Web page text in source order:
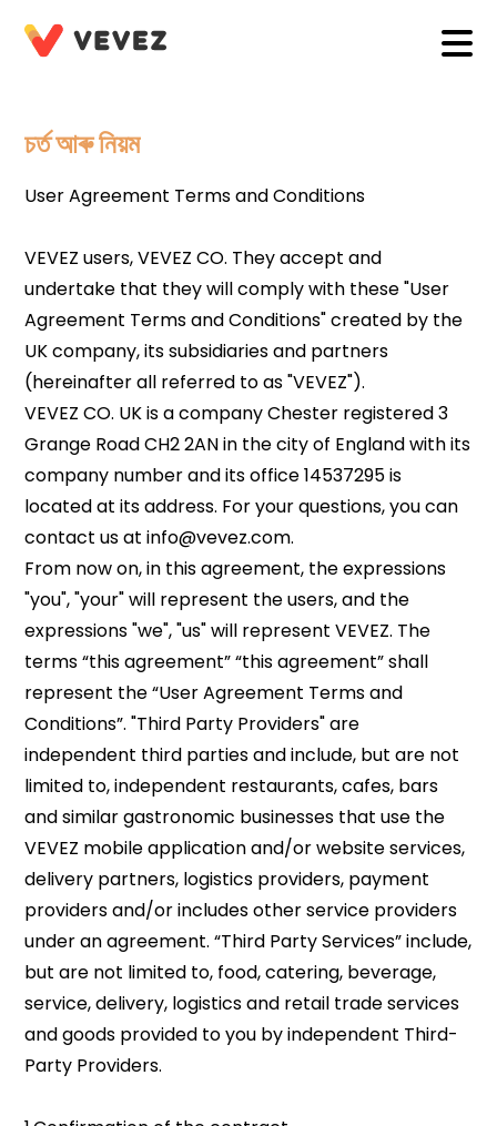
চৰ্ত আৰু নিয়ম